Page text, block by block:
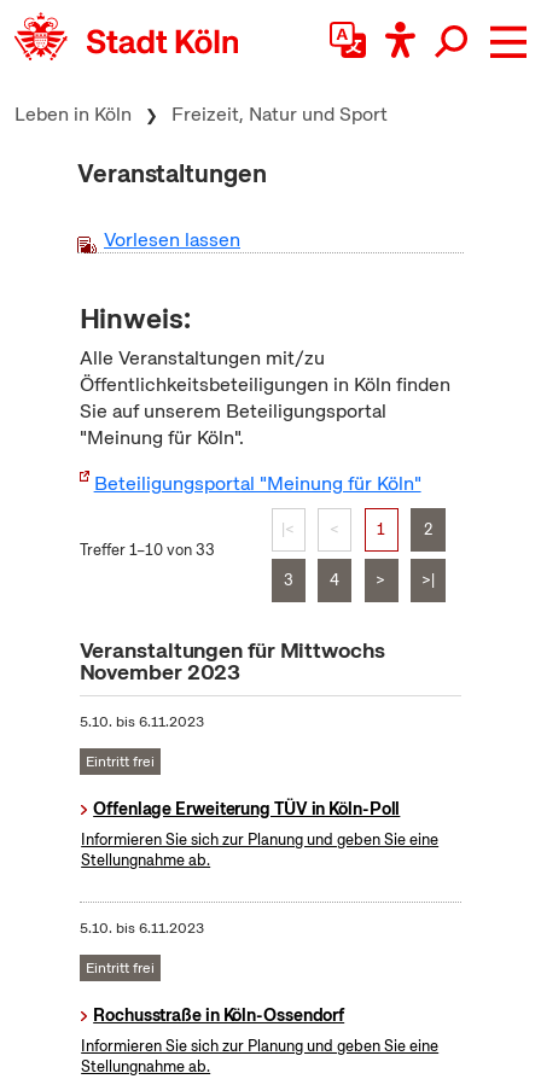
zum Inhalt springen
Leben in Köln Freizeit, Natur und Sport
Veranstaltungen
Vorlesen lassen
Hinweis:
Alle Veranstaltungen mit/zu
Öffentlichkeitsbeteiligungen in Köln finden
Sie auf unserem Beteiligungsportal
"Meinung für Köln".
Beteiligungsportal "Meinung für Köln"
Treffer 1–10 von 33
|< < 1 2
3 4 > >|
Veranstaltungen für Mittwochs
November 2023
5.10. bis6.11.2023
Eintritt frei
Offenlage Erweiterung TÜV in Köln-Poll
Informieren Sie sich zur Planung und geben Sie eine
Stellungnahme ab.
5.10. bis6.11.2023
Eintritt frei
Rochusstraße in Köln-Ossendorf
Informieren Sie sich zur Planung und geben Sie eine
Stellungnahme ab.